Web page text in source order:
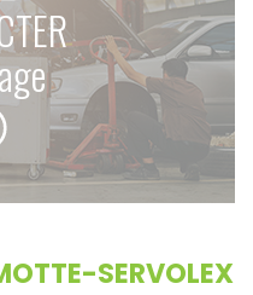
SERVOLEX